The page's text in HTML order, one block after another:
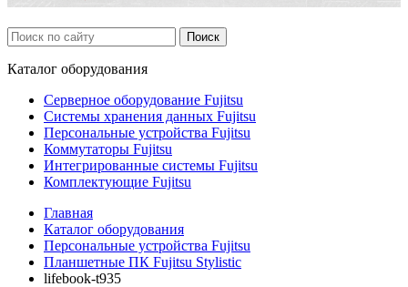
Каталог оборудования
Серверное оборудование Fujitsu
Системы хранения данных Fujitsu
Персональные устройства Fujitsu
Коммутаторы Fujitsu
Интегрированные системы Fujitsu
Комплектующие Fujitsu
Главная
Каталог оборудования
Персональные устройства Fujitsu
Планшетные ПК Fujitsu Stylistic
lifebook-t935